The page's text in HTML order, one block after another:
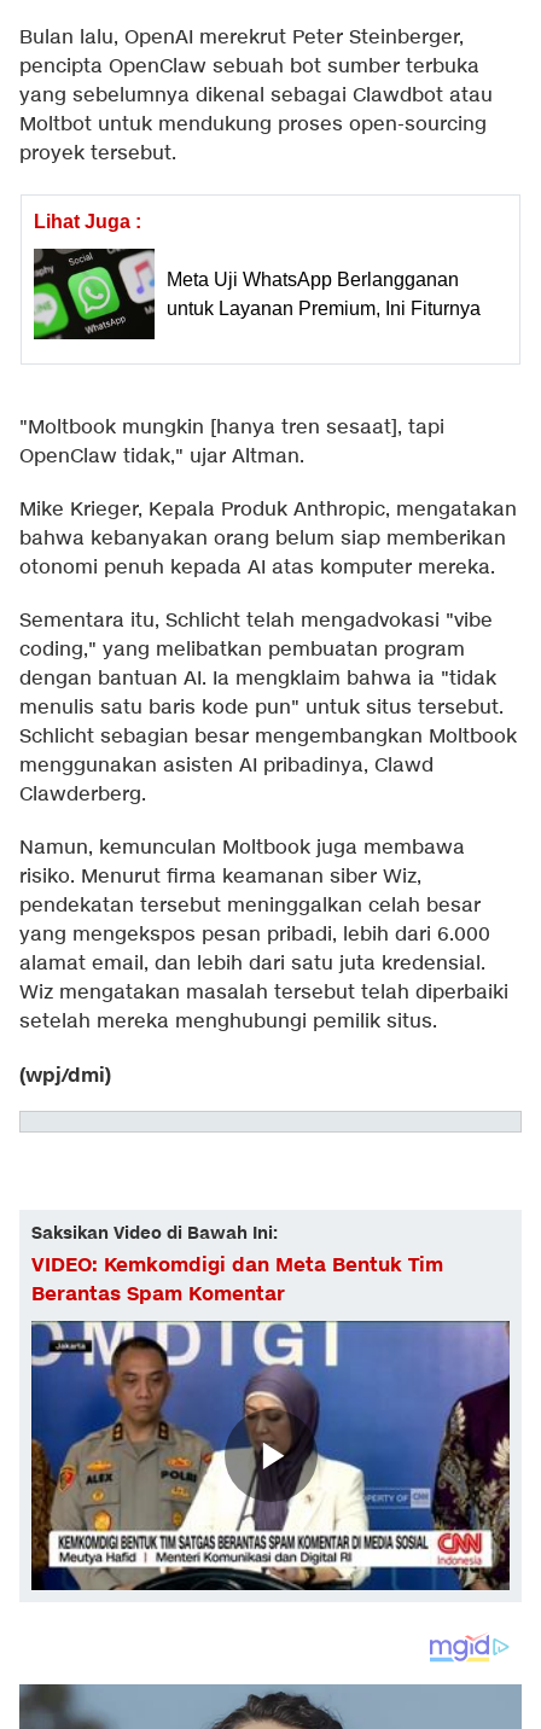
Bulan lalu, OpenAI merekrut Peter Steinberger,
pencipta OpenClaw sebuah bot sumber terbuka
yang sebelumnya dikenal sebagai Clawdbot atau
Moltbot untuk mendukung proses open-sourcing
proyek tersebut.
Lihat Juga :
Meta Uji WhatsApp Berlangganan
untuk Layanan Premium, Ini Fiturnya
"Moltbook mungkin [hanya tren sesaat], tapi
OpenClaw tidak," ujar Altman.
Mike Krieger, Kepala Produk Anthropic, mengatakan
bahwa kebanyakan orang belum siap memberikan
otonomi penuh kepada AI atas komputer mereka.
Sementara itu, Schlicht telah mengadvokasi "vibe
coding," yang melibatkan pembuatan program
dengan bantuan AI. Ia mengklaim bahwa ia "tidak
menulis satu baris kode pun" untuk situs tersebut.
Schlicht sebagian besar mengembangkan Moltbook
menggunakan asisten AI pribadinya, Clawd
Clawderberg.
Namun, kemunculan Moltbook juga membawa
risiko. Menurut firma keamanan siber Wiz,
pendekatan tersebut meninggalkan celah besar
yang mengekspos pesan pribadi, lebih dari 6.000
alamat email, dan lebih dari satu juta kredensial.
Wiz mengatakan masalah tersebut telah diperbaiki
setelah mereka menghubungi pemilik situs.
(wpj/dmi)
Saksikan Video di Bawah Ini:
VIDEO: Kemkomdigi dan Meta Bentuk Tim
Berantas Spam Komentar